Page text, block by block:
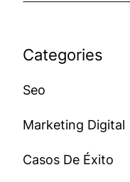
Categories
Seo
Marketing Digital
Casos De Éxito